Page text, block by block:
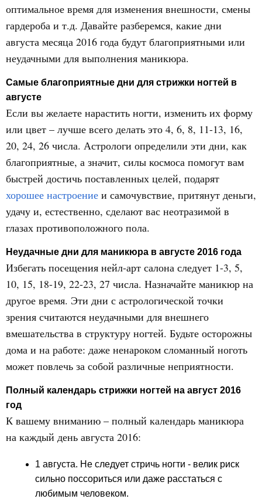
оптимальное время для изменения внешности, смены
гардероба и т.д. Давайте разберемся, какие дни
августа месяца 2016 года будут благоприятными или
неудачными для выполнения маникюра.
Самые благоприятные дни для стрижки ногтей в
августе
Если вы желаете нарастить ногти, изменить их форму
или цвет – лучше всего делать это 4, 6, 8, 11-13, 16,
20, 24, 26 числа. Астрологи определили эти дни, как
благоприятные, а значит, силы космоса помогут вам
быстрей достичь поставленных целей, подарят
хорошее настроение и самочувствие, притянут деньги,
удачу и, естественно, сделают вас неотразимой в
глазах противоположного пола.
Неудачные дни для маникюра в августе 2016 года
Избегать посещения нейл-арт салона следует 1-3, 5,
10, 15, 18-19, 22-23, 27 числа. Назначайте маникюр на
другое время. Эти дни с астрологической точки
зрения считаются неудачными для внешнего
вмешательства в структуру ногтей. Будьте осторожны
дома и на работе: даже ненароком сломанный ноготь
может повлечь за собой различные неприятности.
Полный календарь стрижки ногтей на август 2016
год
К вашему вниманию – полный календарь маникюра
на каждый день августа 2016:
1 августа. Не следует стричь ногти - велик риск
сильно поссориться или даже расстаться с
любимым человеком.